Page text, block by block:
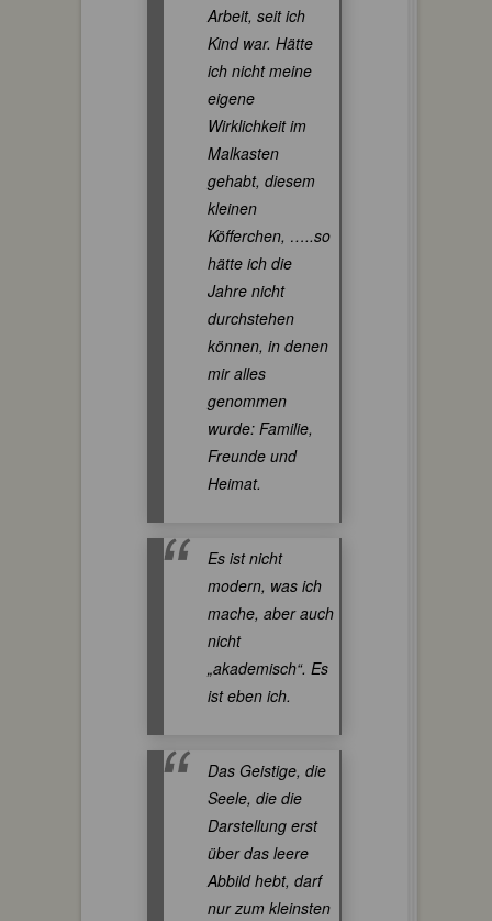
Arbeit, seit ich
Kind war. Hätte
ich nicht meine
eigene
Wirklichkeit im
Malkasten
gehabt, diesem
kleinen
Köfferchen, …..so
hätte ich die
Jahre nicht
durchstehen
können, in denen
mir alles
genommen
wurde: Familie,
Freunde und
Heimat.
Es ist nicht
modern, was ich
mache, aber auch
nicht
„akademisch“. Es
ist eben ich.
Das Geistige, die
Seele, die die
Darstellung erst
über das leere
Abbild hebt, darf
nur zum kleinsten